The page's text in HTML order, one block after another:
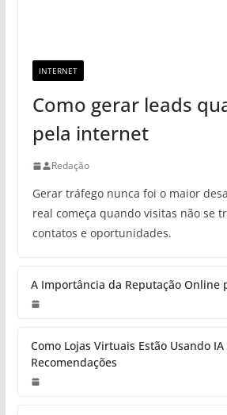
INTERNET
Como gerar leads
pela internet
Redação
Gerar tráfego nunca foi o maior
real começa quando visitas não se
contatos e oportunidades.
A Importância da Reputação Online
Como Lojas Virtuais Estão Usando
Recomendações